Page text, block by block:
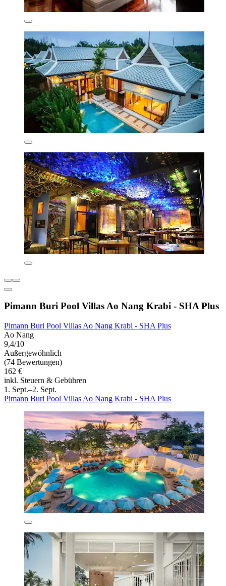
Pimann Buri Pool Villas Ao Nang Krabi - SHA Plus
Pimann Buri Pool Villas Ao Nang Krabi - SHA Plus
Ao Nang
9,4/10
Außergewöhnlich
(74 Bewertungen)
162 €
inkl. Steuern & Gebühren
1. Sept.–2. Sept.
Pimann Buri Pool Villas Ao Nang Krabi - SHA Plus